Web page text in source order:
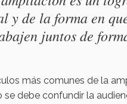
de la forma en
juntos de
más comunes de la
debe confundir la